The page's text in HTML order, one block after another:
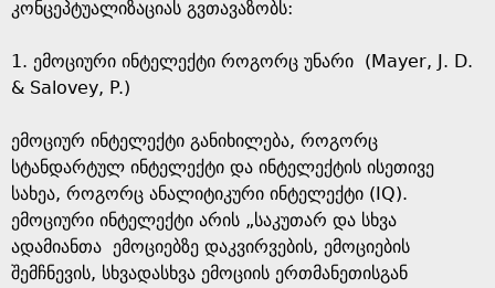
კონცეპტუალიზაციას გვთავაზობს:
1. ემოციური ინტელექტი როგორც უნარი (Mayer, J. D.
& Salovey, P.)
ემოციურ ინტელექტი განიხილება, როგორც
სტანდარტულ ინტელექტი და ინტელექტის ისეთივე
სახეა, როგორც ანალიტიკური ინტელექტი (IQ).
ემოციური ინტელექტი არის „საკუთარ და სხვა
ადამიანთა ემოციებზე დაკვირვების, ემოციების
შემჩნევის, სხვადასხვა ემოციის ერთმანეთისგან